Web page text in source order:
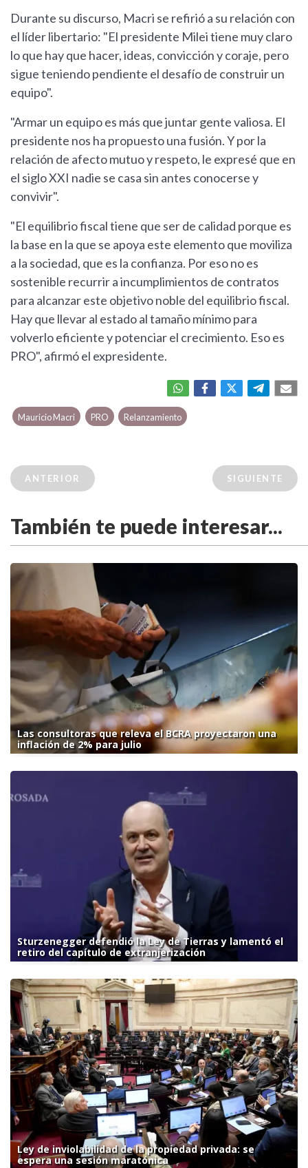
Durante su discurso, Macri se refirió a su relación con
el líder libertario: "El presidente Milei tiene muy claro
lo que hay que hacer, ideas, convicción y coraje, pero
sigue teniendo pendiente el desafío de construir un
equipo".
"Armar un equipo es más que juntar gente valiosa. El
presidente nos ha propuesto una fusión. Y por la
relación de afecto mutuo y respeto, le expresé que en
el siglo XXI nadie se casa sin antes conocerse y
convivir".
"El equilibrio fiscal tiene que ser de calidad porque es
la base en la que se apoya este elemento que moviliza
a la sociedad, que es la confianza. Por eso no es
sostenible recurrir a incumplimientos de contratos
para alcanzar este objetivo noble del equilibrio fiscal.
Hay que llevar al estado al tamaño mínimo para
volverlo eficiente y potenciar el crecimiento. Eso es
PRO", afirmó el expresidente.
Mauricio Macri PRO Relanzamiento
ANTERIOR SIGUIENTE
También te puede interesar...
Las consultoras que releva el BCRA proyectaron una
inflación de 2% para julio
Sturzenegger defendió la Ley de Tierras y lamentó el
retiro del capítulo de extranjerización
Ley de inviolabilidad de la propiedad privada: se
espera una sesión maratónica